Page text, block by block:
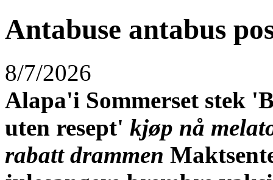
Antabuse antabus
8/7/2026
Alapa'i Sommerset stek
uten resept' kjøp nå
rabatt drammen